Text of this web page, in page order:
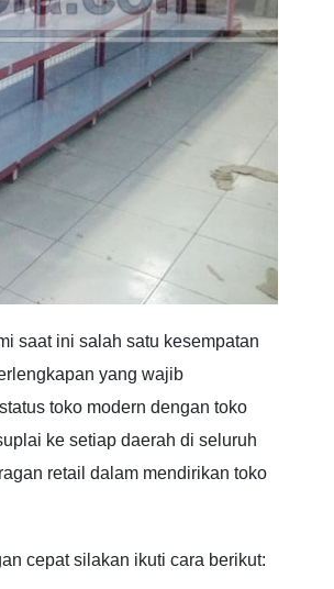
saat ini salah satu kesempatan
yang wajib
toko modern dengan toko
ke setiap daerah di seluruh
retail dalam mendirikan toko
cepat silakan ikuti cara berikut: